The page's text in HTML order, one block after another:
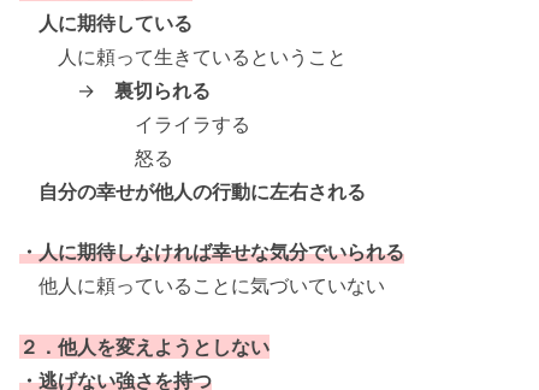
人に期待している
人に頼って生きているということ
→ 裏切られる
イライラする
怒る
自分の幸せが他人の行動に左右される
・人に期待しなければ幸せな気分でいられる
他人に頼っていることに気づいていない
２．他人を変えようとしない
・逃げない強さを持つ